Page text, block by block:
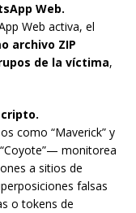
Web.
Web activa, el
archivo ZIP
de la víctima,
como “Maverick” y
monitorea
a sitios de
falsas
o tokens de